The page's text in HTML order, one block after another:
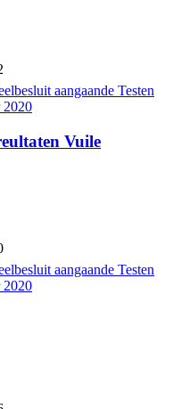
aangaande Testen
2020
Vuile
aangaande Testen
2020